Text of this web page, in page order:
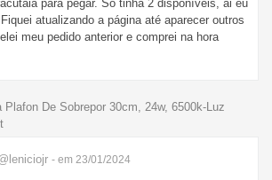
para pegar. Só tinha 2 disponíveis, ai eu
atualizando a página até aparecer outros
meu pedido anterior e comprei na hora
Plafon De Sobrepor 30cm, 24w, 6500k-Luz
- em 23/01/2024